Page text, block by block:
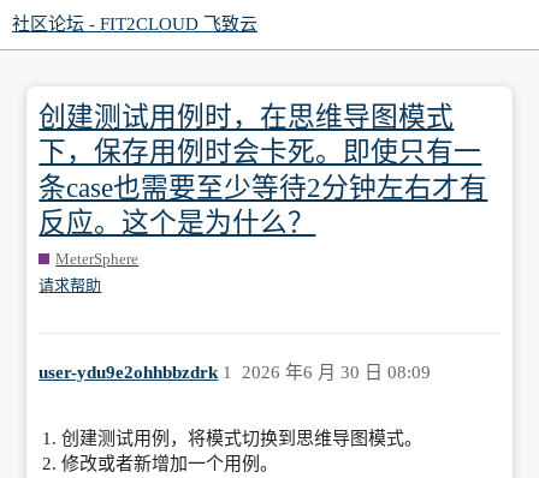
社区论坛 - FIT2CLOUD 飞致云
创建测试用例时，在思维导图模式
下，保存用例时会卡死。即使只有一
条case也需要至少等待2分钟左右才有
反应。这个是为什么？
MeterSphere
请求帮助
user-ydu9e2ohhbbzdrk 2026 年6 月 30 日 08:09
1
创建测试用例，将模式切换到思维导图模式。
修改或者新增加一个用例。